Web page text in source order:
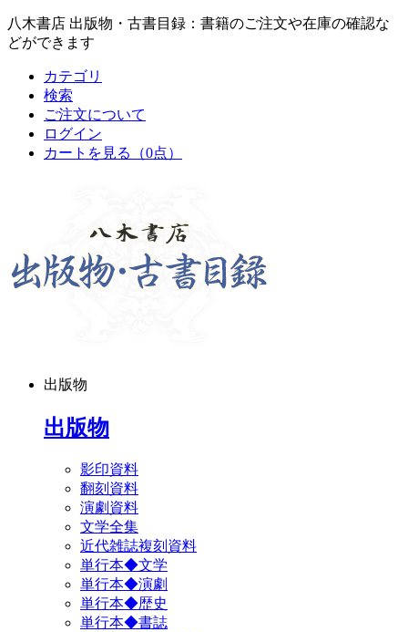
八木書店 出版物・古書目録：書籍のご注文や在庫の確認な
どができます
カテゴリ
検索
ご注文について
ログイン
カートを見る
（0点）
出版物
出版物
影印資料
翻刻資料
演劇資料
文学全集
近代雑誌複刻資料
単行本◆文学
単行本◆演劇
単行本◆歴史
単行本◆書誌